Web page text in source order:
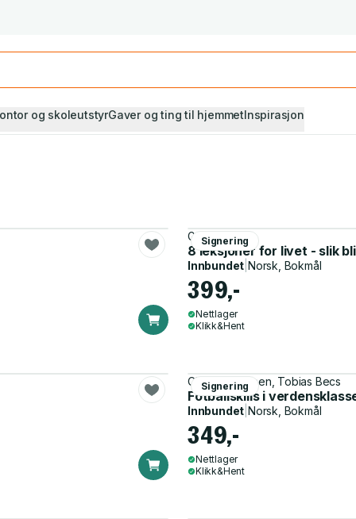
og skoleutstyrGaver og ting til hjemmetInspirasjon
Signering
Geir Aker
8 leksjoner for livet - slik
Innbundet |Norsk, Bokmål
399,-
Nettlager
Klikk&Hent
Signering
Christian Karlsen, Tobias Becs
Fotballskills i
Innbundet |Norsk, Bokmål
349,-
Nettlager
Klikk&Hent